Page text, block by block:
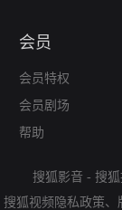
会员
会员特权
会员剧场
帮助
搜狐影音 - 搜
搜狐视频隐私政策、